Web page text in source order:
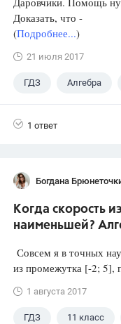
Доказать, что -
(Подробнее...)
21 июля 2017
ГДЗ Алгебра
1 ответ
Богдана
Когда скорость
наименьшей?
Совсем я в точных
из промежутка [-2; 5],
1 августа 2017
ГДЗ 11 класс